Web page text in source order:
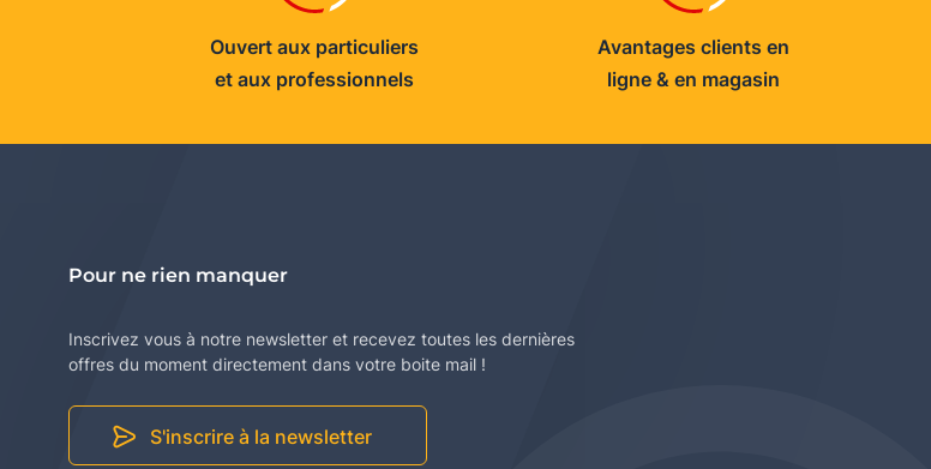
Ouvert aux particuliers
et aux professionnels
Avantages clients en
ligne & en magasin
Pour ne rien manquer
Inscrivez vous à notre newsletter et recevez toutes les dernières
offres du moment directement dans votre boite mail !
S'inscrire à la newsletter